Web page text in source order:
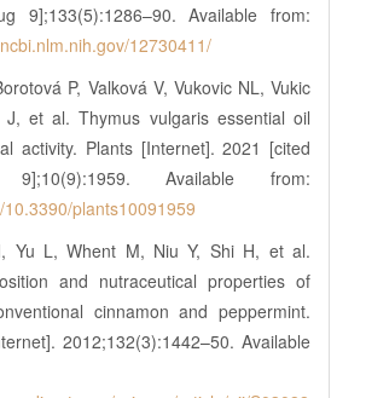
9];133(5):1286–90. Available from:
12730411/
P, Valková V, Vukovic NL, Vukic
J, et al. Thymus vulgaris essential oil
activity. Plants [Internet]. 2021 [cited
Available from:
plants10091959
Yu L, Whent M, Niu Y, Shi H, et al.
and nutraceutical properties of
cinnamon and peppermint.
2012;132(3):1442–50. Available